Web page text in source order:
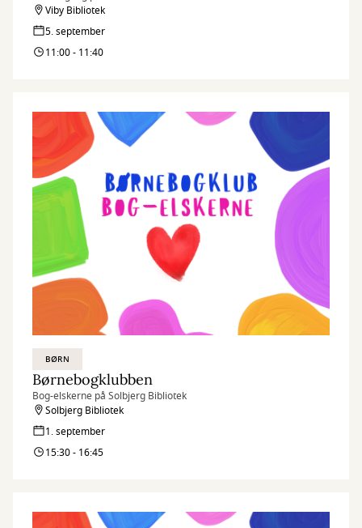
Viby Bibliotek
5. september
11:00 - 11:40
BØRN
Børnebogklubben
Bog-elskerne på Solbjerg Bibliotek
Solbjerg Bibliotek
1. september
15:30 - 16:45